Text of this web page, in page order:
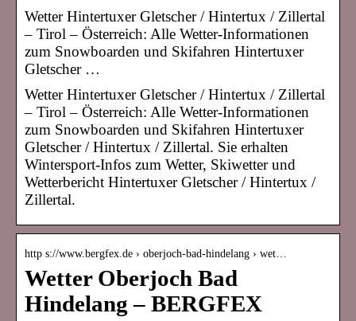
Wetter Hintertuxer Gletscher / Hintertux / Zillertal
– Tirol – Österreich: Alle Wetter-Informationen
zum Snowboarden und Skifahren Hintertuxer
Gletscher …
Wetter Hintertuxer Gletscher / Hintertux / Zillertal
– Tirol – Österreich: Alle Wetter-Informationen
zum Snowboarden und Skifahren Hintertuxer
Gletscher / Hintertux / Zillertal. Sie erhalten
Wintersport-Infos zum Wetter, Skiwetter und
Wetterbericht Hintertuxer Gletscher / Hintertux /
Zillertal.
http s://www.bergfex.de › oberjoch-bad-hindelang › wet…
Wetter Oberjoch Bad
Hindelang – BERGFEX